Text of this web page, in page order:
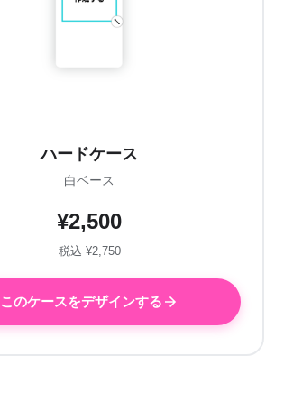
ハードケース
白ベース
¥2,500
税込 ¥2,750
このケースをデザインする